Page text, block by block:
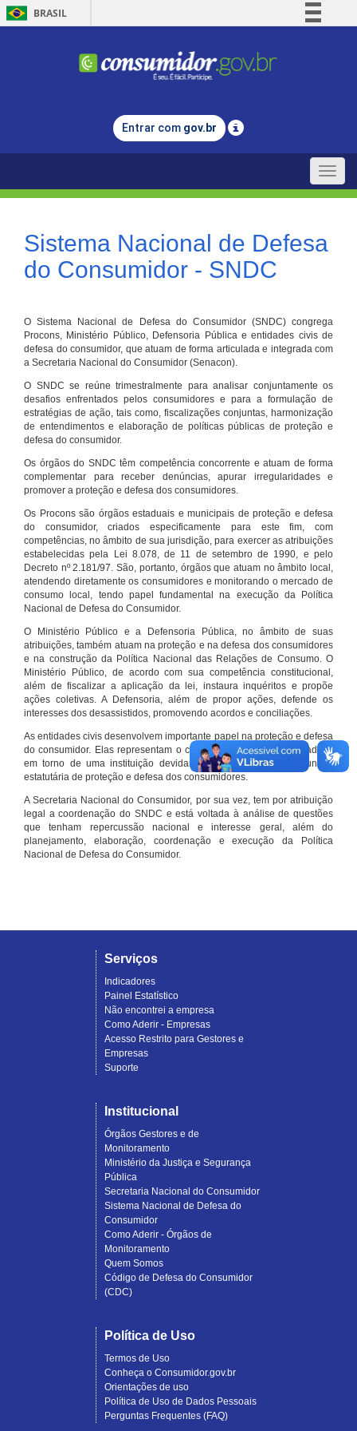
BRASIL
Comunica BR
Legislação
Entrar com gov.br
Toggle
Sistema Nacional de Defesa
do Consumidor - SNDC
O Sistema Nacional de Defesa do Consumidor (SNDC) congrega
Procons, Ministério Público, Defensoria Pública e entidades civis de
defesa do consumidor, que atuam de forma articulada e integrada com
a Secretaria Nacional do Consumidor (Senacon).
O SNDC se reúne trimestralmente para analisar conjuntamente os
desafios enfrentados pelos consumidores e para a formulação de
estratégias de ação, tais como, fiscalizações conjuntas, harmonização
de entendimentos e elaboração de políticas públicas de proteção e
defesa do consumidor.
Os órgãos do SNDC têm competência concorrente e atuam de forma
complementar para receber denúncias, apurar irregularidades e
promover a proteção e defesa dos consumidores.
Os Procons são órgãos estaduais e municipais de proteção e defesa
do consumidor, criados especificamente para este fim, com
competências, no âmbito de sua jurisdição, para exercer as atribuições
estabelecidas pela Lei 8.078, de 11 de setembro de 1990, e pelo
Decreto nº 2.181/97. São, portanto, órgãos que atuam no âmbito local,
atendendo diretamente os consumidores e monitorando o mercado de
consumo local, tendo papel fundamental na execução da Política
Nacional de Defesa do Consumidor.
O Ministério Público e a Defensoria Pública, no âmbito de suas
atribuições, também atuam na proteção e na defesa dos consumidores
e na construção da Política Nacional das Relações de Consumo. O
Ministério Público, de acordo com sua competência constitucional,
além de fiscalizar a aplicação da lei, instaura inquéritos e propõe
ações coletivas. A Defensoria, além de propor ações, defende os
interesses dos desassistidos, promovendo acordos e conciliações.
As entidades civis desenvolvem importante papel na proteção e defesa
do consumidor. Elas representam o conjunto organizado de cidadãos
em torno de uma instituição devidamente registrada e com função
estatutária de proteção e defesa dos consumidores.
A Secretaria Nacional do Consumidor, por sua vez, tem por atribuição
legal a coordenação do SNDC e está voltada à análise de questões
que tenham repercussão nacional e interesse geral, além do
planejamento, elaboração, coordenação e execução da Política
Nacional de Defesa do Consumidor.
Serviços
Indicadores
Painel Estatístico
Não encontrei a empresa
Como Aderir - Empresas
Acesso Restrito para Gestores e
Empresas
Suporte
Institucional
Órgãos Gestores e de
Monitoramento
Ministério da Justiça e Segurança
Pública
Secretaria Nacional do Consumidor
Sistema Nacional de Defesa do
Consumidor
Como Aderir - Órgãos de
Monitoramento
Quem Somos
Código de Defesa do Consumidor
(CDC)
Política de Uso
Termos de Uso
Conheça o Consumidor.gov.br
Orientações de uso
Política de Uso de Dados Pessoais
Perguntas Frequentes (FAQ)